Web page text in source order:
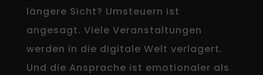
längere Sicht? Umsteuern ist
angesagt. Viele Veranstaltungen
werden in die digitale Welt verlagert.
Und die Ansprache ist emotionaler als